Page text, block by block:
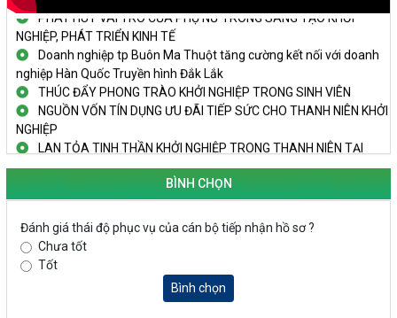
PHÁT HUY VAI TRÒ CỦA PHỤ NỮ TRONG SÁNG TẠO KHỞI
NGHIỆP, PHÁT TRIỂN KINH TẾ
Doanh nghiệp tp Buôn Ma Thuột tăng cường kết nối với doanh
nghiệp Hàn Quốc Truyền hình Đắk Lắk
THÚC ĐẨY PHONG TRÀO KHỞI NGHIỆP TRONG SINH VIÊN
NGUỒN VỐN TÍN DỤNG ƯU ĐÃI TIẾP SỨC CHO THANH NIÊN KHỞI
NGHIỆP
LAN TỎA TINH THẦN KHỞI NGHIỆP TRONG THANH NIÊN TẠI
HUYỆN KRÔNG PẮC
KHỞI NGHIỆP VỚI MÔ HÌNH NUÔI ỐC NHỒI
NHÌN LẠI HOẠT ĐỘNG KHỞI NGHIỆP ĐẮK LẮK GIAI ĐOẠN 2018-
KHAI MẠC TECHFEST 2024
TRAILER TECHFEST DAKLAK 2024 OK1
Đắk Lắk - Tiềm năng và cơ hội đầu tư ngày
THANH NIÊN KHỞI NGHIỆP THÀNH CÔNG TỪ MÔ HÌNH KINH TẾ
BÌNH CHỌN
Đánh giá thái độ phục vụ của cán bộ tiếp nhận hồ sơ ?
Chưa tốt
Tốt
Bình chọn